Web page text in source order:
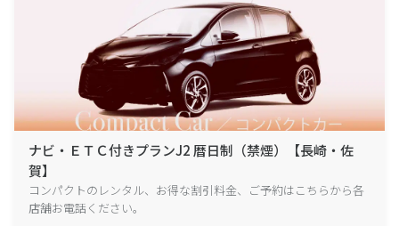
ナビ・ＥＴＣ付きプランJ2 暦日制（禁煙）【長崎・佐
賀】
コンパクトのレンタル、お得な割引料金、ご予約はこちらから各
店舗お電話ください。